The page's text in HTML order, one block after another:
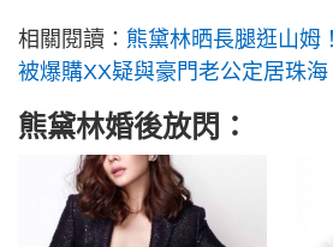
相關閱讀： 熊黛林晒長腿逛山姆
被爆購XX疑與豪門老公定居珠海
熊黛林婚後放閃：